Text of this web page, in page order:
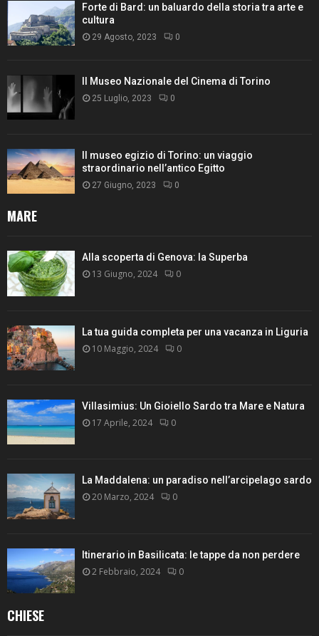
Forte di Bard: un baluardo della storia tra arte e
cultura
29 Agosto, 2023 0
Il Museo Nazionale del Cinema di Torino
25 Luglio, 2023 0
Il museo egizio di Torino: un viaggio
straordinario nell’antico Egitto
27 Giugno, 2023 0
MARE
Alla scoperta di Genova: la Superba
13 Giugno, 2024 0
La tua guida completa per una vacanza in Liguria
10 Maggio, 2024 0
Villasimius: Un Gioiello Sardo tra Mare e Natura
17 Aprile, 2024 0
La Maddalena: un paradiso nell’arcipelago sardo
20 Marzo, 2024 0
Itinerario in Basilicata: le tappe da non perdere
2 Febbraio, 2024 0
CHIESE